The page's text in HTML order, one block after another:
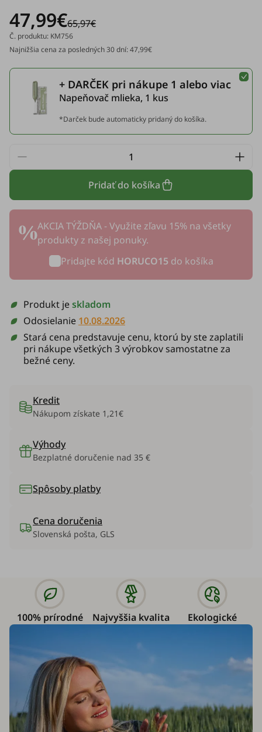
47,99€65,97€
Č. produktu: KM756
Najnižšia cena za posledných 30 dní: 47,99€
+ DARČEK pri nákupe 1 alebo viac
Napeňovač mlieka, 1 kus
*Darček bude automaticky pridaný do košíka.
Pridať do košíka
AKCIA TÝŽDŇA - Využite zľavu 15% na všetky
produkty z našej ponuky.
Pridajte kód HORUCO15 do košíka
Produkt jeskladom
Odosielanie 10.08.2026
Stará cena predstavuje cenu, ktorú by ste zaplatili
pri nákupe všetkých 3 výrobkov samostatne za
bežné ceny.
Kredit
Nákupom získate 1,21€
Výhody
Bezplatné doručenie nad 35 €
Spôsoby platby
Cena doručenia
Slovenská pošta, GLS
100% prírodné Najvyššia kvalita Ekologické